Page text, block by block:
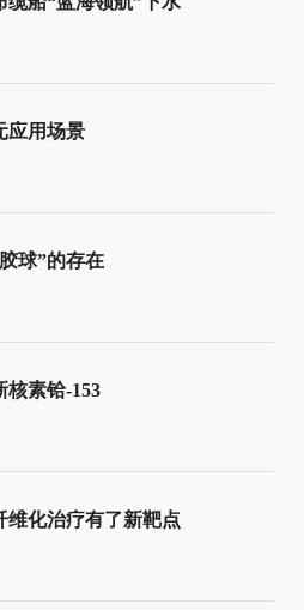
应用场景
球”的存在
核素铪-153
维化治疗有了新靶点